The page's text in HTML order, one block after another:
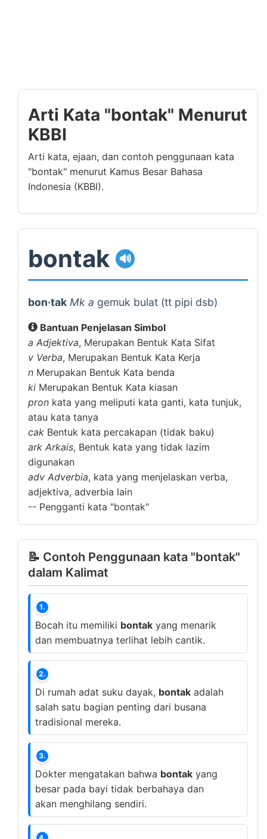
Arti Kata "bontak" Menurut
KBBI
Arti kata, ejaan, dan contoh penggunaan kata
"bontak" menurut Kamus Besar Bahasa
Indonesia (KBBI).
bontak 🔊
bon·tak Mk a gemuk bulat (tt pipi dsb)
Bantuan Penjelasan Simbol
a Adjektiva, Merupakan Bentuk Kata Sifat
v Verba, Merupakan Bentuk Kata Kerja
n Merupakan Bentuk Kata benda
ki Merupakan Bentuk Kata kiasan
pron kata yang meliputi kata ganti, kata tunjuk,
atau kata tanya
cak Bentuk kata percakapan (tidak baku)
ark Arkais, Bentuk kata yang tidak lazim
digunakan
adv Adverbia, kata yang menjelaskan verba,
adjektiva, adverbia lain
-- Pengganti kata "bontak"
📝 Contoh Penggunaan kata "bontak"
dalam Kalimat
1.
Bocah itu memiliki bontak yang menarik
dan membuatnya terlihat lebih cantik.
2.
Di rumah adat suku dayak, bontak adalah
salah satu bagian penting dari busana
tradisional mereka.
3.
Dokter mengatakan bahwa bontak yang
besar pada bayi tidak berbahaya dan
akan menghilang sendiri.